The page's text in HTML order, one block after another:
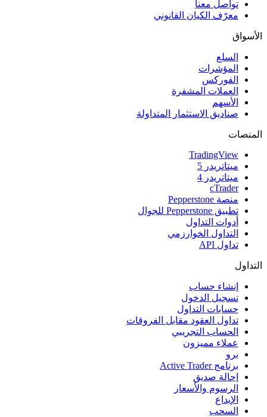
تواصل معنا
معرّف الكيان القانوني
الأسواق
السلع
المؤشرات
الفوركس
العملات المشفرة
الأسهم
صناديق الاستثمار المتداولة
المنصات
TradingView
ميتاتريدر 5
ميتاتريدر 4
cTrader
منصة Pepperstone
تطبيق Pepperstone للجوال
أدوات التداول
التداول الخوارزمي
تداول API
التداول
إنشاء حساب
تسجيل الدخول
حسابات التداول
تداول العقود مقابل الفروقات
الحساب التجريبي
عملاء مميزون
برو
برنامج Active Trader
إحالة صديق
الرسوم والأسعار
الإيداع
السحب